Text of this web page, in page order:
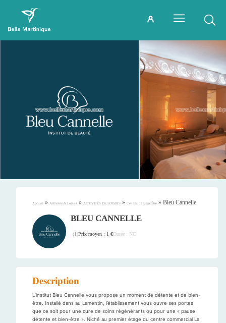
Accueil » Activités & Loisirs » ACTIVITÉS DE LOISIRS » Centres de Bien Être » Bleu Cannelle
BLEU CANNELLE
(1)Prix moyen : 1 €Durée : NC
Description
L’institut Bleu Cannelle vous propose un moment de détente et de bien-
être. Installé dans au Lamentin, l’établissement vous ouvre ses portes
que ce soit pour une cure de soins régénérants ou pour une « pause
détente et bien-être ». Niché au premier étage du centre commercial La